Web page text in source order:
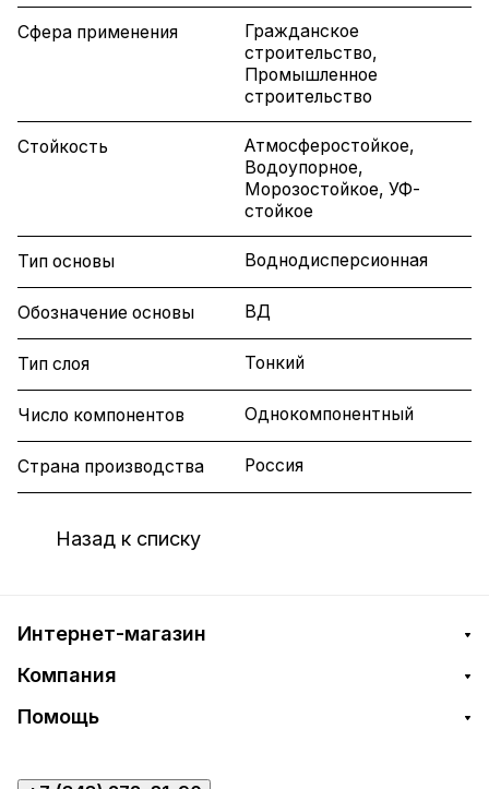
Сфера применения
Гражданское
строительство,
Промышленное
строительство
Стойкость
Атмосферостойкое,
Водоупорное,
Морозостойкое, УФ-
стойкое
Тип основы Воднодисперсионная
Обозначение основы ВД
Тип слоя Тонкий
Число компонентов Однокомпонентный
Страна производства Россия
Назад к списку
Интернет-магазин
Компания
Помощь